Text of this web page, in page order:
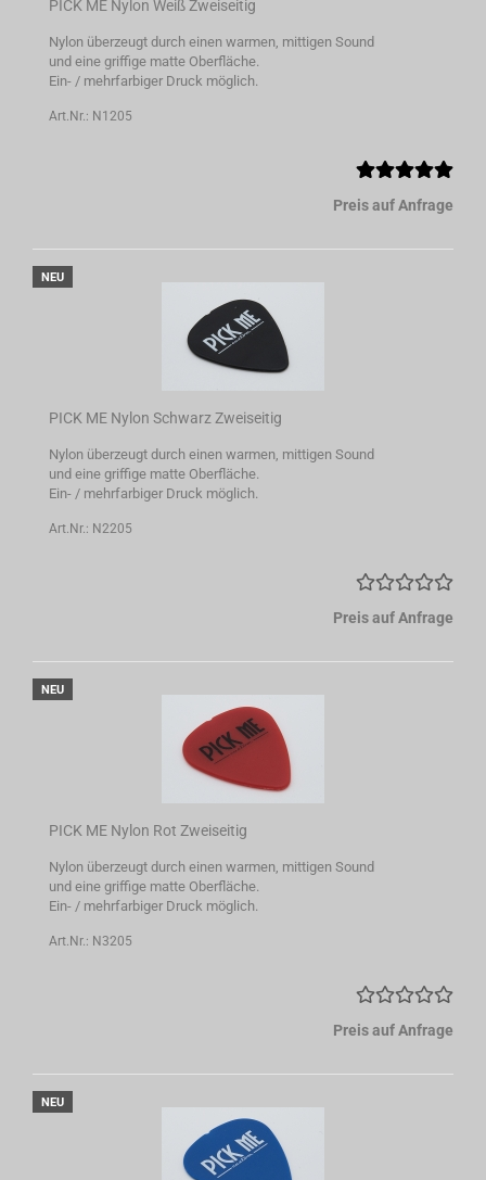
PICK ME Nylon Weiß Zweiseitig
Nylon überzeugt durch einen warmen, mittigen Sound
und eine griffige matte Oberfläche.
Ein- / mehrfarbiger Druck möglich.
Art.Nr.: N1205
Preis auf Anfrage
NEU
PICK ME Nylon Schwarz Zweiseitig
Nylon überzeugt durch einen warmen, mittigen Sound
und eine griffige matte Oberfläche.
Ein- / mehrfarbiger Druck möglich.
Art.Nr.: N2205
Preis auf Anfrage
NEU
PICK ME Nylon Rot Zweiseitig
Nylon überzeugt durch einen warmen, mittigen Sound
und eine griffige matte Oberfläche.
Ein- / mehrfarbiger Druck möglich.
Art.Nr.: N3205
Preis auf Anfrage
NEU